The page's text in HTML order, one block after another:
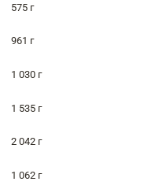
575 г
961 г
1 030 г
1 535 г
2 042 г
1 062 г